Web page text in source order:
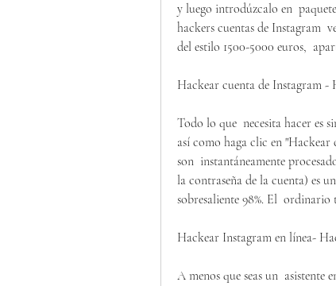
y luego introdúzcalo en
hackers cuentas de Instagram
del estilo 1500-5000 euros,
Hackear cuenta de Instagram -
Todo lo que  necesita hacer es
así como haga clic en
son  instantáneamente
la contraseña de la cuenta) es
sobresaliente 98%. El  ordinario
Hackear Instagram en línea-
A menos que seas un